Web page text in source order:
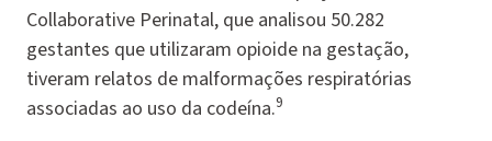
Collaborative Perinatal, que analisou 50.282
gestantes que utilizaram opioide na gestação,
tiveram relatos de malformações respiratórias
associadas ao uso da codeína.9